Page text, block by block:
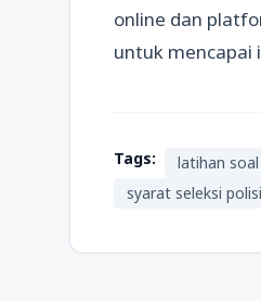
online dan
untuk mencapai
Tags: latihan
syarat seleksi polisi